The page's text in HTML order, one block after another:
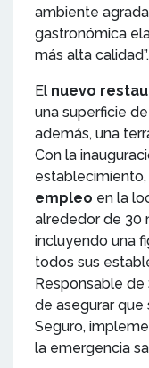
ambiente
gastronómica
más alta calidad”.
El nuevo
una superficie
además, una
Con la
establecimiento,
empleo en la
alrededor de 30
incluyendo una
todos sus
Responsable de
de asegurar
Seguro,
la emergencia